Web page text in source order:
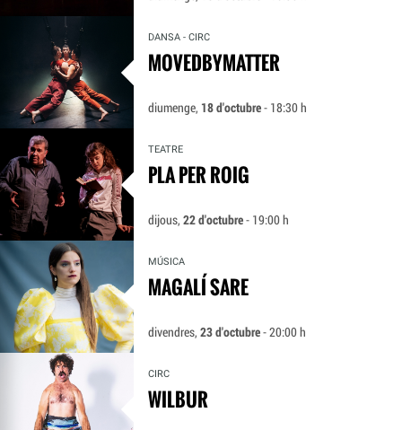
DANSA - CIRC
MOVEDBYMATTER
diumenge, 18 d'octubre- 18:30 h
TEATRE
PLA PER ROIG
dijous,22 d'octubre- 19:00 h
MÚSICA
MAGALÍ SARE
divendres,23 d'octubre- 20:00 h
CIRC
WILBUR